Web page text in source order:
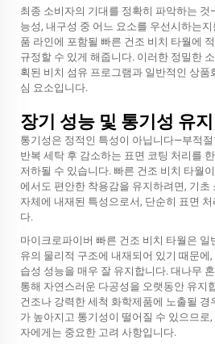
최종 소비자의 기대를 정확히 파악하는
능성, 내구성 중 어느 요소를 우선시하는
품 라인에 포함될 빠른 건조 비치 타월에
규정할 수 있게 해줍니다. 이러한 정밀한
획된 비치 섬유 프로그램과 일반적인 상품
심 요소입니다.
장기 성능 및 통기성 유지
통기성은 정적인 특성이 아닙니다—부적
반복 세탁 후 감소하는 표면 코팅 처리를
저하될 수 있습니다. 빠른 건조 비치 타월
에서도 편안한 착용감을 유지하려면, 기초
자체에 내재된 특성으로서, 단순히 표면
다.
마이크로파이버 빠른 건조 비치 타월은 일
유의 물리적 구조에 내재되어 있기 때문에
습성 성능을 매우 잘 유지합니다. 대나무
통해 자연스러운 다공성을 오랫동안 유지
건조나 강력한 세척 화학제품에 노출될 경
가 높아지고 통기성이 떨어질 수 있으므로
자에게는 중요한 고려 사항입니다.